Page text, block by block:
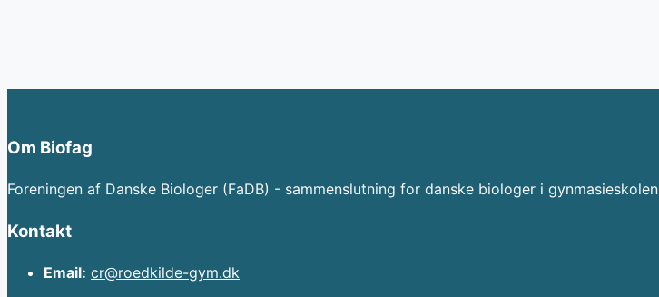
Om Biofag
Foreningen af Danske Biologer (FaDB) - sammenslutning for danske biologer i gynmasieskolen
Kontakt
Email: cr@roedkilde-gym.dk